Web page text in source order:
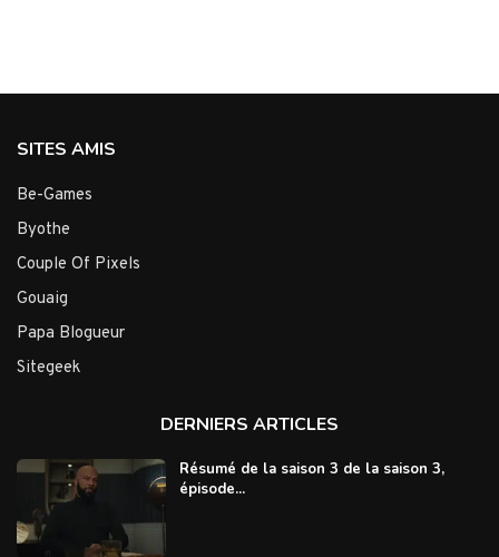
SITES AMIS
Be-Games
Byothe
Couple Of Pixels
Gouaig
Papa Blogueur
Sitegeek
DERNIERS ARTICLES
Résumé de la saison 3 de la saison 3,
épisode...